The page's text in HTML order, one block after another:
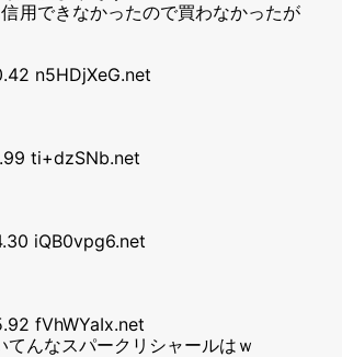
用できなかったので買わなかったが
n5HDjXeG.net
ti+dzSNb.net
iQB0vpg6.net
fVhWYaIx.net
てんなスパークリシャールはｗ